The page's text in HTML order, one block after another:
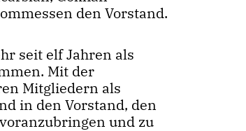
den Vorstand.
seit elf Jahren als
Mit der
Mitgliedern als
in den Vorstand, den
und zu